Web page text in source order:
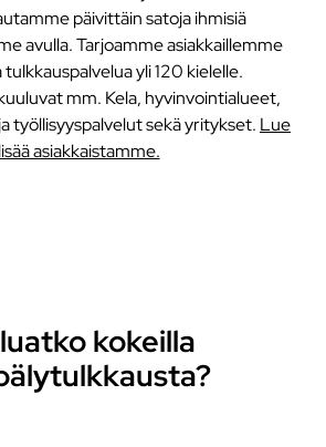
päivittäin satoja ihmisiä
avulla. Tarjoamme asiakkaillemme
yli 120 kielelle.
mm. Kela, hyvinvointialueet,
työllisyyspalvelut sekä yritykset. Lue
lisää asiakkaistamme.
kokeilla